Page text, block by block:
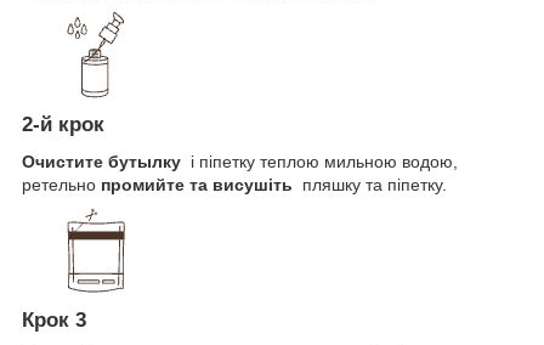
2-й крок
Очистите бутылку і піпетку теплою мильною водою,
ретельно промийте та висушіть пляшку та піпетку.
Крок 3